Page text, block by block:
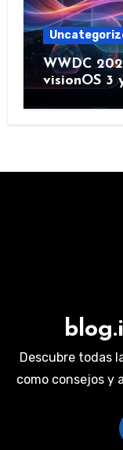
WWDC
visionOS 3
Descubre todas
como consejos y